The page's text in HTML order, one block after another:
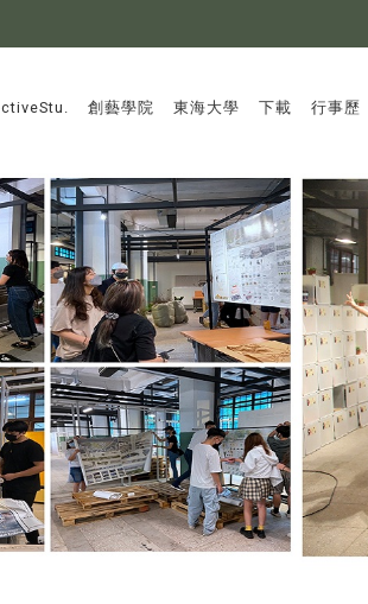
:::
創藝學院 東海大學 下載 行事歷